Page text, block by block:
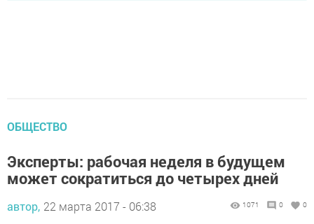
ОБЩЕСТВО
Эксперты: рабочая неделя в будущем
может сократиться до четырех дней
автор, 22 марта 2017 - 06:38 1071 0 0